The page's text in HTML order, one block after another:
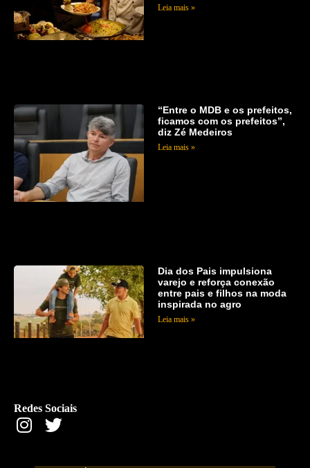
Leia mais »
“Entre o MDB e os prefeitos,
ficamos com os prefeitos”,
diz Zé Medeiros
Leia mais »
Dia dos Pais impulsiona
varejo e reforça conexão
entre pais e filhos na moda
inspirada no agro
Leia mais »
Redes Sociais